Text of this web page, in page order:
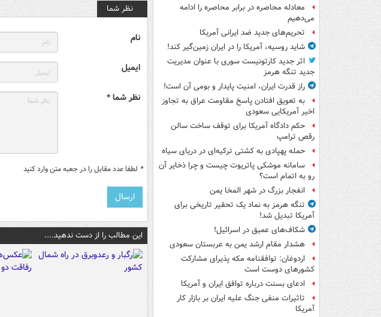
معادله محاصره در برابر محاصره را ادامه
می‌دهیم
تحریم‌های جدید ضد ایرانی آمریکا
شاید روسیه، آمریکا را در ایران زمین‌گیر کند!
اثر جدید کارتونیست سوری با عنوان مدیریت
جدید تنگه هرمز
راز قدرت ایران، امنیت پایدار و بومی آن است!
به تعویق افتادن پاسخ مقاومت عراق به تجاوز
اخیر آمریکایی سعودی
حکم دادگاه آمریکا برای توقف ساخت سالن
رقص ترامپ
حمله پهپادی به کشتی ترکیه‌ای در دریای سیاه
سامانه موشکی پاتریوت چیست و چرا ذخایر آن
رو به اتمام است؟
انفجار بزرگ در شهر المخا یمن
تنگه هرمز به نماد یک تحقیر تاریخی برای
آمریکا تبدیل شد!
شکاف‌های عمیق در اسرائیل!
هشدار مقام ارشد یمن به عربستان سعودی
اردوغان: توافقنامه مکه پذیرای مشارکت
کشورهای دوست است
ادعای بسنت درباره توافق ایران و آمریکا
تاثیرات منفی جنگ علیه ایران بر بازار کار
آمریکا
نظر شما
نام
ایمیل
نظر شما *
* لطفا عدد مقابل را در جعبه متن وارد کنید
این مطالب را از دست ندهید....